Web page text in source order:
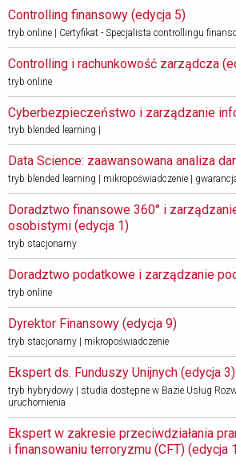
Controlling finansowy (edycja 5)
tryb online | Certyfikat - Specjalista controllingu
Controlling i rachunkowość zarządcza
tryb online
Cyberbezpieczeństwo i zarządzanie
tryb blended learning |
Data Science: zaawansowana analiza
tryb blended learning | mikropoświadczenie |
Doradztwo finansowe 360° i
osobistymi (edycja 1)
tryb stacjonarny
Doradztwo podatkowe i zarządzanie
tryb online
Dyrektor Finansowy (edycja 9)
tryb stacjonarny | mikropoświadczenie
Ekspert ds. Funduszy Unijnych (edycja 3)
tryb hybrydowy | studia dostępne w Bazie Usług
uruchomienia
Ekspert w zakresie przeciwdziałania
i finansowaniu terroryzmu (CFT) (edycja